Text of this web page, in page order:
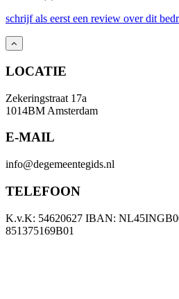
schrijf als eerst een review over dit
LOCATIE
Zekeringstraat 17a
1014BM Amsterdam
E-MAIL
info@degemeentegids.nl
TELEFOON
K.v.K: 54620627 IBAN:
851375169B01